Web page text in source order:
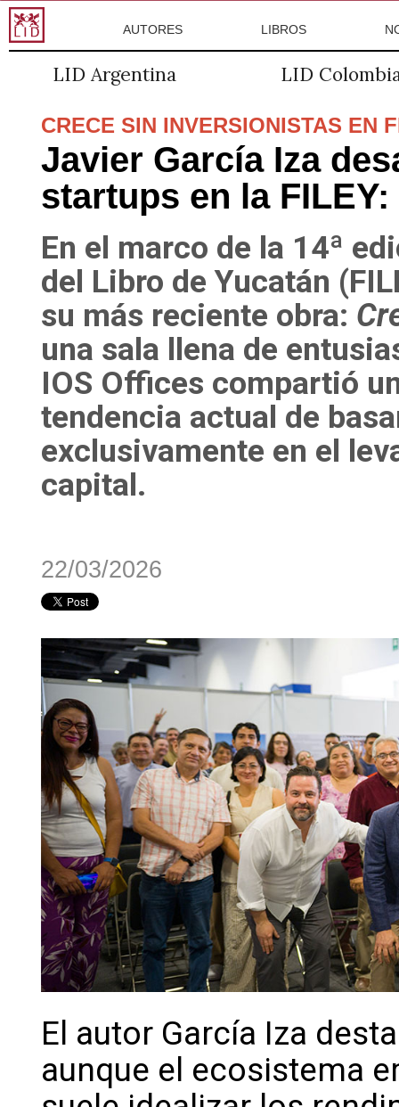
AUTORES LIBROS
LID Argentina LID
CRECE SIN INVERSIONISTAS EN
Javier García Iza
startups en la FILEY:
En el marco de la 14ª
del Libro de Yucatán
su más reciente obra:
una sala llena de
IOS Offices compartió
tendencia actual de
exclusivamente en el
capital.
22/03/2026
El autor García Iza
aunque el ecosistema